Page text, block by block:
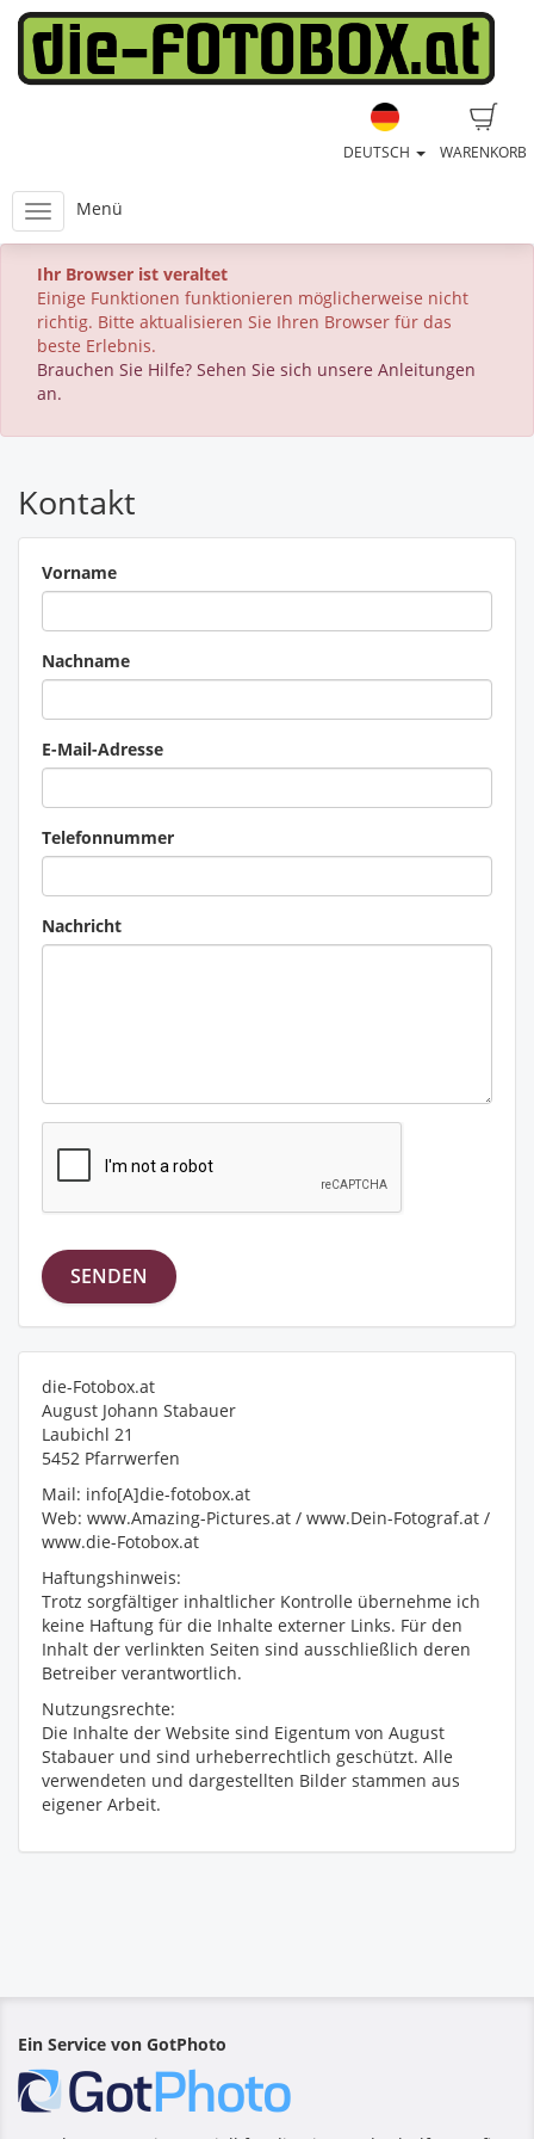
WARENKORB
DEUTSCH
Menü
Ihr Browser ist veraltet
Einige Funktionen funktionieren möglicherweise nicht
richtig. Bitte aktualisieren Sie Ihren Browser für das
beste Erlebnis.
Brauchen Sie Hilfe? Sehen Sie sich unsere Anleitungen
an.
Kontakt
Vorname
Nachname
E-Mail-Adresse
Telefonnummer
Nachricht
die-Fotobox.at
August Johann Stabauer
Laubichl 21
5452 Pfarrwerfen
Mail: info[A]die-fotobox.at
Web: www.Amazing-Pictures.at / www.Dein-Fotograf.at /
www.die-Fotobox.at
Haftungshinweis:
Trotz sorgfältiger inhaltlicher Kontrolle übernehme ich
keine Haftung für die Inhalte externer Links. Für den
Inhalt der verlinkten Seiten sind ausschließlich deren
Betreiber verantwortlich.
Nutzungsrechte:
Die Inhalte der Website sind Eigentum von August
Stabauer und sind urheberrechtlich geschützt. Alle
verwendeten und dargestellten Bilder stammen aus
eigener Arbeit.
Ein Service von GotPhoto